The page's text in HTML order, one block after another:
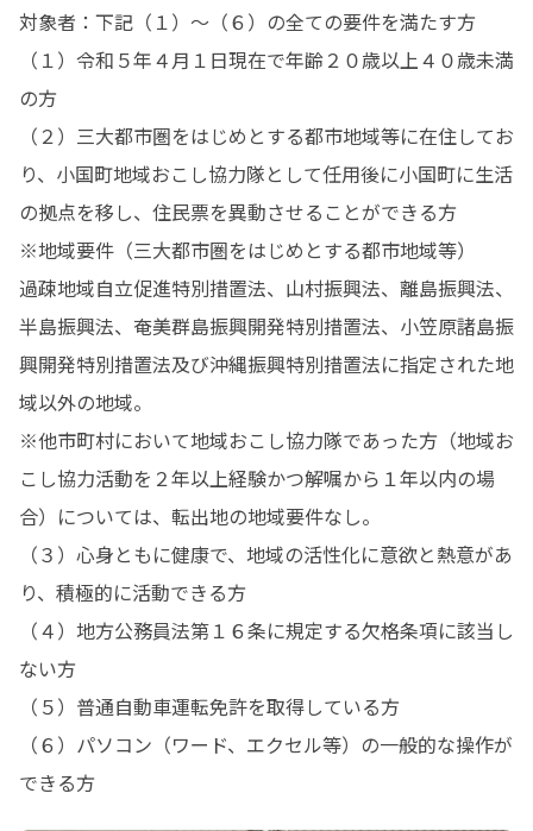
対象者：下記（１）～（６）の全ての要件を満たす方
（１）令和５年４月１日現在で年齢２０歳以上４０歳未満
の方
（２）三大都市圏をはじめとする都市地域等に在住してお
り、小国町地域おこし協力隊として任用後に小国町に生活
の拠点を移し、住民票を異動させることができる方
※地域要件（三大都市圏をはじめとする都市地域等）
過疎地域自立促進特別措置法、山村振興法、離島振興法、
半島振興法、奄美群島振興開発特別措置法、小笠原諸島振
興開発特別措置法及び沖縄振興特別措置法に指定された地
域以外の地域。
※他市町村において地域おこし協力隊であった方（地域お
こし協力活動を２年以上経験かつ解嘱から１年以内の場
合）については、転出地の地域要件なし。
（３）心身ともに健康で、地域の活性化に意欲と熱意があ
り、積極的に活動できる方
（４）地方公務員法第１６条に規定する欠格条項に該当し
ない方
（５）普通自動車運転免許を取得している方
（６）パソコン（ワード、エクセル等）の一般的な操作が
できる方